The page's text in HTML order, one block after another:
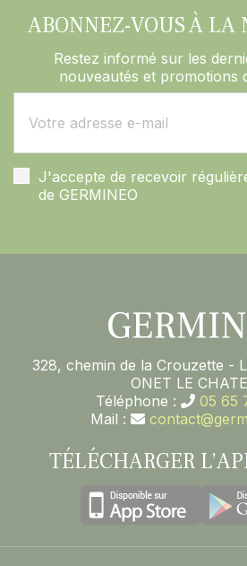
ABONNEZ-VOUS À LA
Restez informé sur les
nouveautés et promotions
J'accepte de recevoir
de GERMINEO
328, chemin de la Crouzette -
ONET LE
Téléphone :
05 65
Mail :
TÉLÉCHARGER